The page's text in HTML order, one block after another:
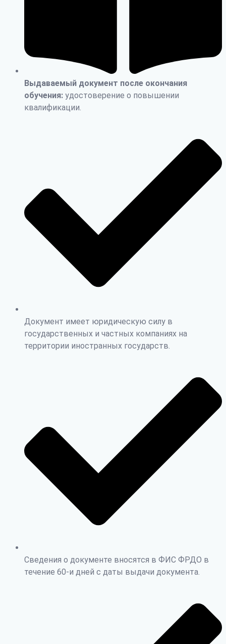
Выдаваемый документ после окончания
обучения: удостоверение о повышении
квалификации.
Документ имеет юридическую силу в
государственных и частных компаниях на
территории иностранных государств.
Сведения о документе вносятся в ФИС ФРДО в
течение 60-и дней с даты выдачи документа.